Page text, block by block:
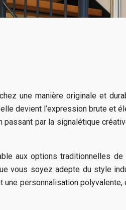
une manière originale et
devient l’expression brute
par la signalétique
aux options traditionnelles
vous soyez adepte du style
personnalisation